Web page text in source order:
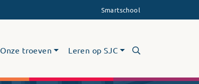
Smartschool
Onze troeven Leren op SJC